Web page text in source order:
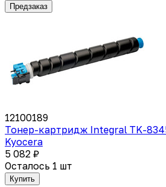
Предзаказ
12100189
Тонер-картридж Integral TK-
Kyocera
5 082 ₽
Осталось 1 шт
Купить